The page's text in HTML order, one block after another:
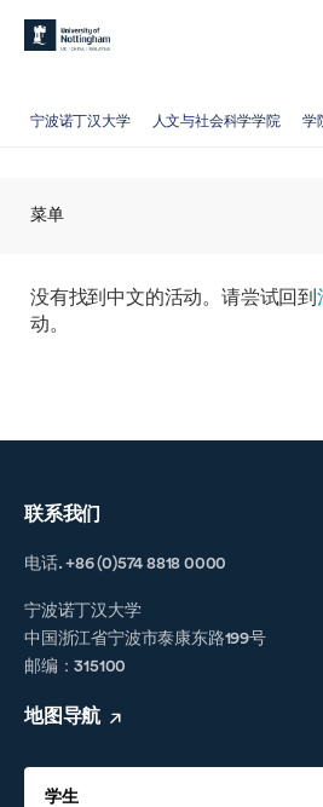
宁波诺丁汉大学 人文与社会科学学院 学
菜单
没有找到中文的活动。请尝试回到
动。
联系我们
电话. +86 (0)574 8818 0000
宁波诺丁汉大学
中国浙江省宁波市泰康东路199号
邮编：315100
地图导航
学生